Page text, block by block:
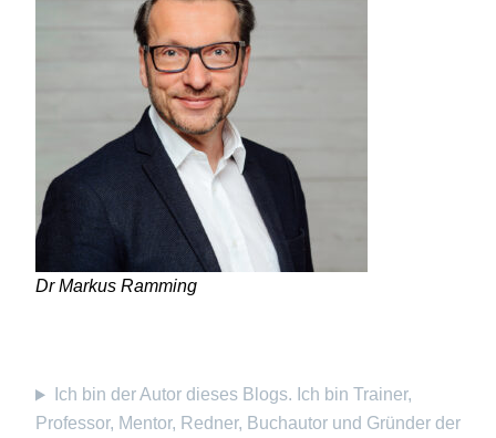
Dr Markus Ramming
Ich bin der Autor dieses Blogs. Ich bin Trainer,
Professor, Mentor, Redner, Buchautor und Gründer der